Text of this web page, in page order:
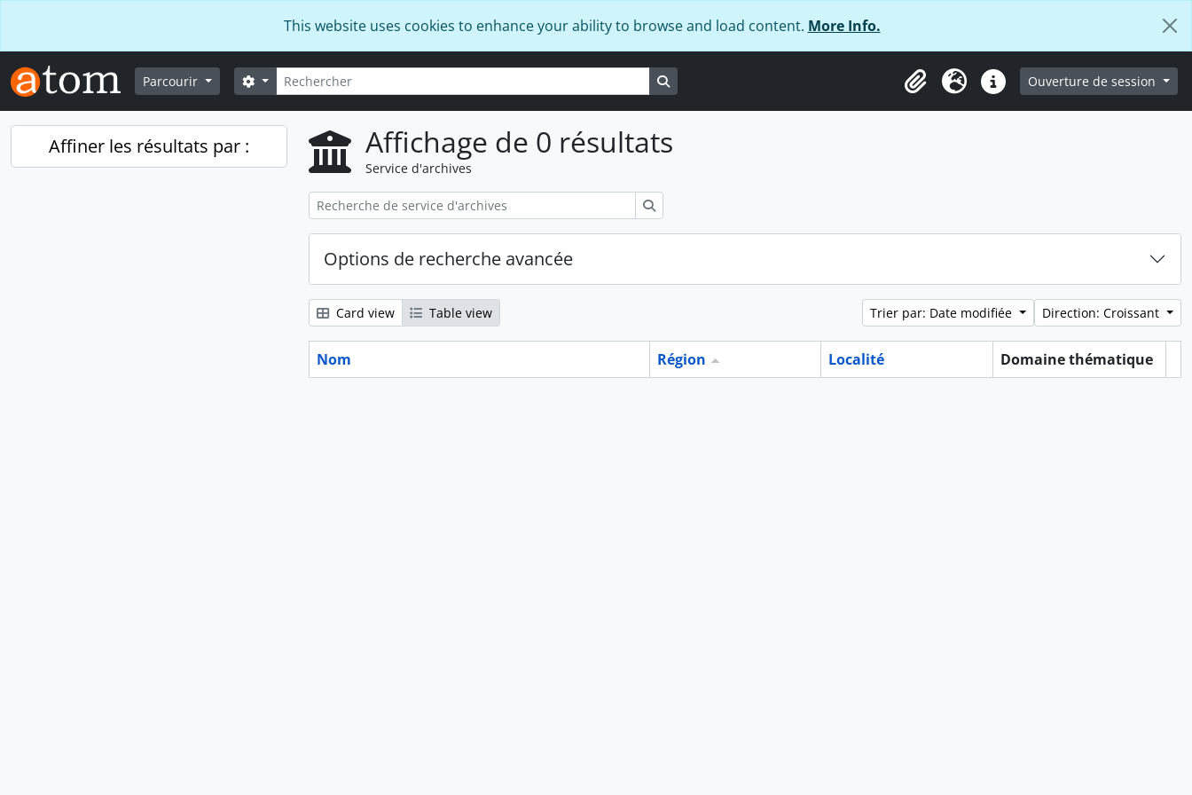
This website uses cookies to enhance your ability to browse and load content. More Info.
Parcourir Rechercher
Search options
Presse-papier
LangueLiens rapidesOuverture de session
Affiner les résultats par : Affichage de 0 résultats
Service d'archives
Options de recherche avancée
Card view Table view Trier par: Date modifiée Direction: Croissant
Nom Région Localité
Domaine thématique